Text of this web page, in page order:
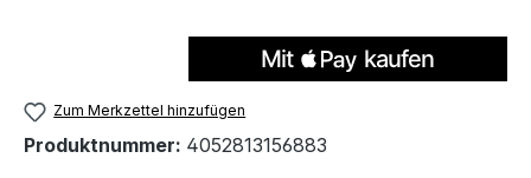
Zum Merkzettel hinzufügen
Produktnummer: 4052813156883